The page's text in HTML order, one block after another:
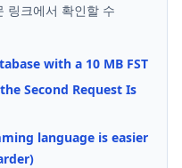
링크에서 확인할 수
with a 10 MB FST
Second Request Is
language is easier